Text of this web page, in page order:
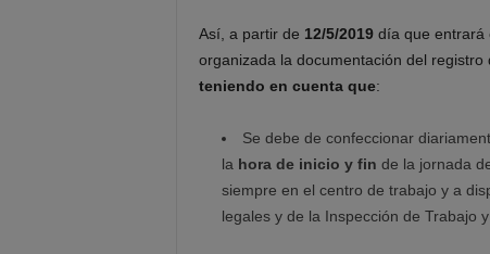
Así, a partir de 12/5/2019día que entrará
organizada la documentación del
teniendo en cuenta que:
Se debe de confeccionar
la hora de inicio y fin de la jornada
siempre en el centro de trabajo y a
legales y de la Inspección de Trabajo